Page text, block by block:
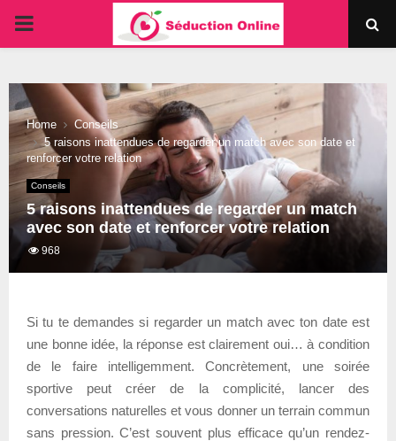
PRIMARY
Home
Conseils
5 raisons inattendues de regarder un match avec son date et
renforcer votre relation
Conseils
5 raisons inattendues de regarder un match
avec son date et renforcer votre relation
968
Si tu te demandes si regarder un match avec ton date est
une bonne idée, la réponse est clairement oui… à condition
de le faire intelligemment. Concrètement, une soirée
sportive peut créer de la complicité, lancer des
conversations naturelles et vous donner un terrain commun
sans pression. C’est souvent plus efficace qu’un rendez-